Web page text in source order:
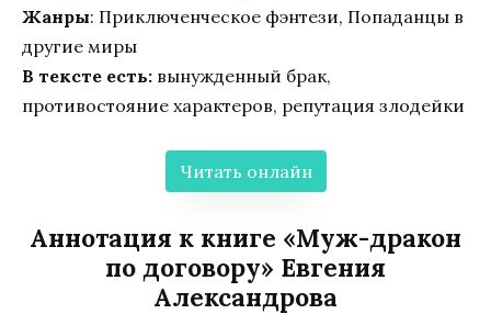
Жанры: Приключенческое фэнтези, Попаданцы в
другие миры
В тексте есть: вынужденный брак,
противостояние характеров, репутация злодейки
Читать онлайн
Аннотация к книге «Муж-дракон
по договору» Евгения
Александрова